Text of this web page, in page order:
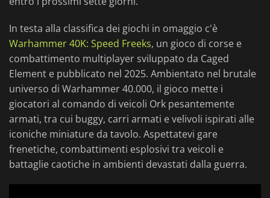
In testa alla classifica dei giochi in omaggio c'è
Warhammer 40K: Speed Freeks, un gioco di corse e
combattimento multiplayer sviluppato da Caged
Element e pubblicato nel 2025. Ambientato nel brutale
universo di Warhammer 40.000, il gioco mette i
giocatori al comando di veicoli Ork pesantemente
armati, tra cui buggy, carri armati e velivoli ispirati alle
iconiche miniature da tavolo. Aspettatevi gare
frenetiche, combattimenti esplosivi tra veicoli e
battaglie caotiche in ambienti devastati dalla guerra.